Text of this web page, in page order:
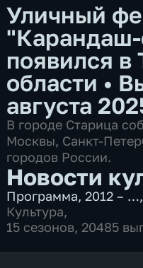
Уличный
появился в
области •
августа
В городе Старица
Москвы, Санкт-
городов России.
Новости
Программа,2012 – …,
Культура,
15 сезонов, 20485